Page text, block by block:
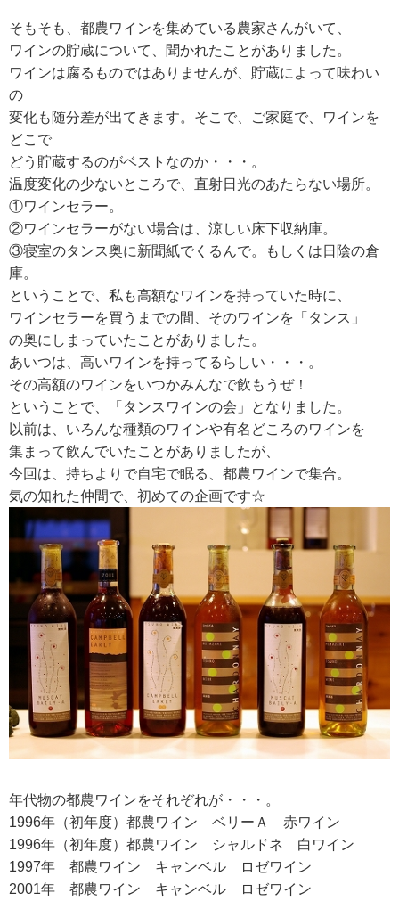
そもそも、都農ワインを集めている農家さんがいて、
ワインの貯蔵について、聞かれたことがありました。
ワインは腐るものではありませんが、貯蔵によって味わい
の
変化も随分差が出てきます。そこで、ご家庭で、ワインを
どこで
どう貯蔵するのがベストなのか・・・。
温度変化の少ないところで、直射日光のあたらない場所。
①ワインセラー。
②ワインセラーがない場合は、涼しい床下収納庫。
③寝室のタンス奥に新聞紙でくるんで。もしくは日陰の倉
庫。
ということで、私も高額なワインを持っていた時に、
ワインセラーを買うまでの間、そのワインを「タンス」
の奥にしまっていたことがありました。
あいつは、高いワインを持ってるらしい・・・。
その高額のワインをいつかみんなで飲もうぜ！
ということで、「タンスワインの会」となりました。
以前は、いろんな種類のワインや有名どころのワインを
集まって飲んでいたことがありましたが、
今回は、持ちよりで自宅で眠る、都農ワインで集合。
気の知れた仲間で、初めての企画です☆
年代物の都農ワインをそれぞれが・・・。
1996年（初年度）都農ワイン ベリーＡ 赤ワイン
1996年（初年度）都農ワイン シャルドネ 白ワイン
1997年 都農ワイン キャンベル ロゼワイン
2001年 都農ワイン キャンベル ロゼワイン